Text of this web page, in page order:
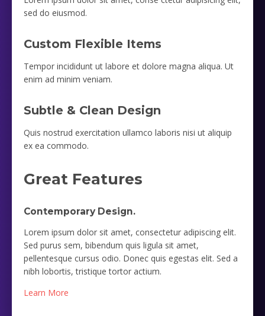
sed do eiusmod.
Custom Flexible Items
Tempor incididunt ut labore et dolore magna aliqua. Ut
enim ad minim veniam.
Subtle & Clean Design
Quis nostrud exercitation ullamco laboris nisi ut aliquip
ex ea commodo.
Great Features
Contemporary Design.
Lorem ipsum dolor sit amet, consectetur adipiscing elit.
Sed purus sem, bibendum quis ligula sit amet,
pellentesque cursus odio. Donec quis egestas elit. Sed a
nibh lobortis, tristique tortor actium.
Learn More